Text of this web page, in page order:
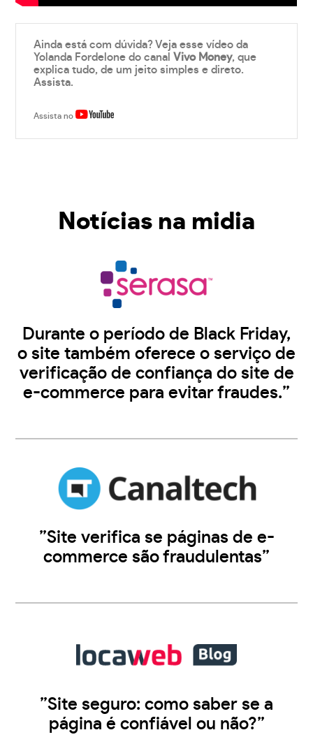
Ainda está com dúvida? Veja esse vídeo da
Yolanda Fordelone do canalVivo Money, que
explica tudo, de um jeito simples e direto.
Assista.
Assista no
Notícias na midia
Durante o período de Black Friday,
o site também oferece o serviço de
verificação de confiança do site de
e-commerce para evitar fraudes.”
”Site verifica se páginas de e-
commerce são fraudulentas”
”Site seguro: como saber se a
página é confiável ou não?”